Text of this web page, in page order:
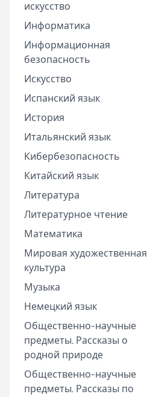
искусство
Информатика
Информационная
безопасность
Искусство
Испанский язык
История
Итальянский язык
Кибербезопасность
Китайский язык
Литература
Литературное чтение
Математика
Мировая художественная
культура
Музыка
Немецкий язык
Общественно-научные
предметы. Рассказы о
родной природе
Общественно-научные
предметы. Рассказы по